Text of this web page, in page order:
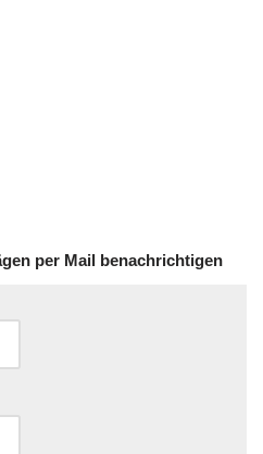
per Mail benachrichtigen